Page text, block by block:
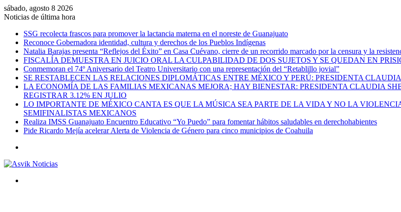
sábado, agosto 8 2026
Noticias de última hora
SSG recolecta frascos para promover la lactancia materna en el noreste de Guanajuato
Reconoce Gobernadora identidad, cultura y derechos de los Pueblos Indígenas
Natalia Barajas presenta “Reflejos del Éxito” en Casa Cuévano, cierre de un recorrido marcado por la censura y la
FISCALÍA DEMUESTRA EN JUICIO ORAL LA CULPABILIDAD DE DOS SUJETOS Y SE QUEDAN EN
Conmemoran el 74º Aniversario del Teatro Universitario con una representación del “Retablillo jovial”
SE RESTABLECEN LAS RELACIONES DIPLOMÁTICAS ENTRE MÉXICO Y PERÚ: PRESIDENTA
LA ECONOMÍA DE LAS FAMILIAS MEXICANAS MEJORA; HAY BIENESTAR: PRESIDENTA CLAUDIA
REGISTRAR 3.12% EN JULIO
LO IMPORTANTE DE MÉXICO CANTA ES QUE LA MÚSICA SEA PARTE DE LA VIDA Y NO LA
SEMIFINALISTAS MEXICANOS
Realiza IMSS Guanajuato Encuentro Educativo “Yo Puedo” para fomentar hábitos saludables en derechohabientes
Pide Ricardo Mejía acelerar Alerta de Violencia de Género para cinco municipios de Coahuila